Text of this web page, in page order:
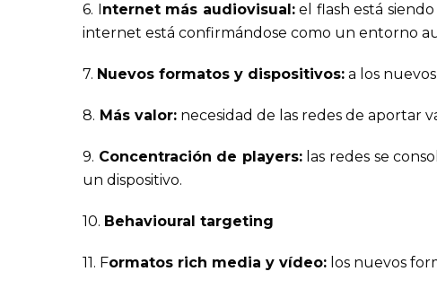
6. Internet más audiovisual:el flash está
internet está confirmándose como un entorno
7. Nuevos formatos y dispositivos: a los
8. Más valor: necesidad de las redes de aportar
9. Concentración de players:las redes se
un dispositivo.
10. Behavioural targeting
11. Formatos rich media y vídeo: los nuevos